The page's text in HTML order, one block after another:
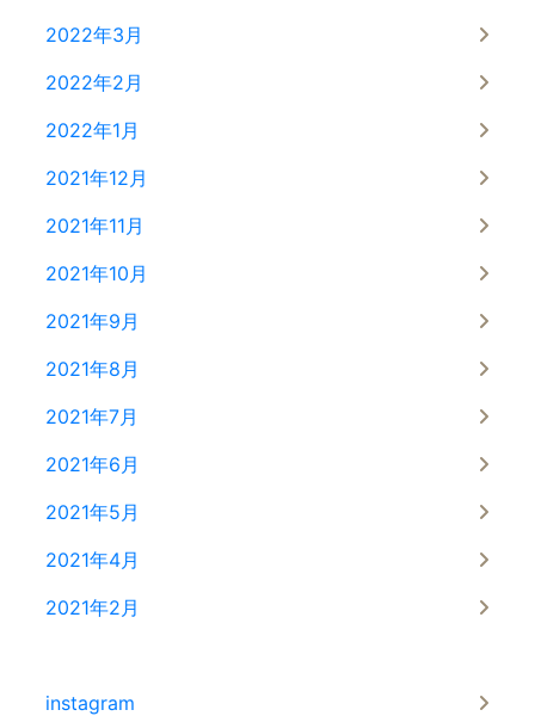
2022年3月
2022年2月
2022年1月
2021年12月
2021年11月
2021年10月
2021年9月
2021年8月
2021年7月
2021年6月
2021年5月
2021年4月
2021年2月
instagram